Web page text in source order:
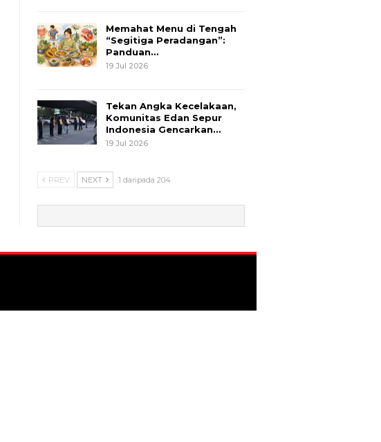
Memahat Menu di Tengah
“Segitiga Peradangan”:
Panduan…
19 Jul 2026
Tekan Angka Kecelakaan,
Komunitas Edan Sepur
Indonesia Gencarkan…
19 Jul 2026
PREV NEXT 1 daripada 204